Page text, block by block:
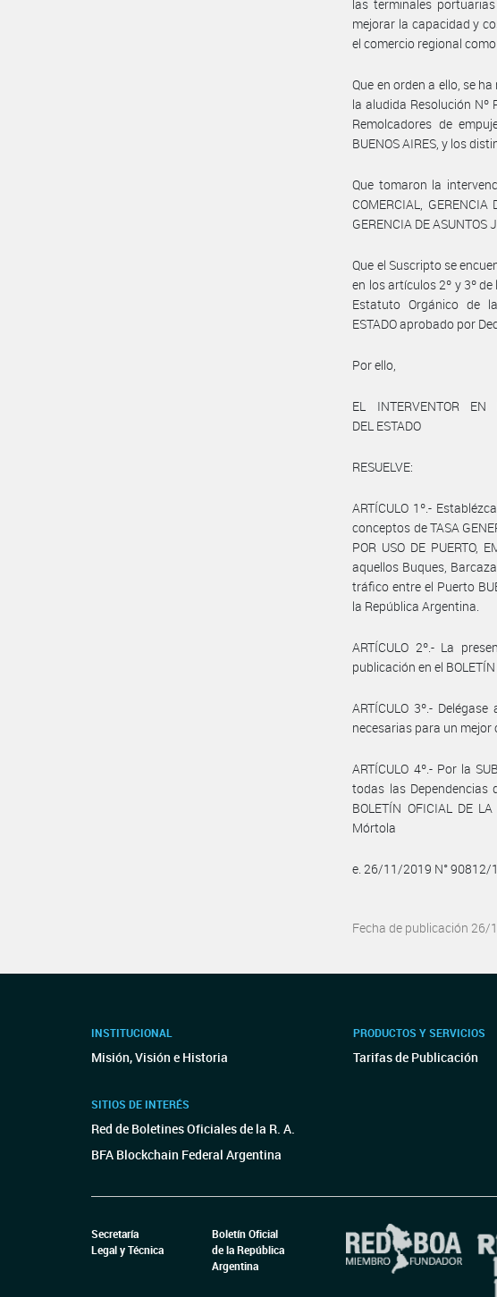
las terminales
mejorar la capacidad y
el comercio regional
Que en orden a ello, se
la aludida Resolución Nº
Remolcadores de
BUENOS AIRES, y los
Que tomaron la
COMERCIAL,
GERENCIA DE ASUNTOS
Que el Suscripto se
en los artículos 2º y 3º
Estatuto Orgánico de la
ESTADO aprobado por
Por ello,
EL INTERVENTOR EN
DEL ESTADO
RESUELVE:
ARTÍCULO 1º.-
conceptos de TASA
POR USO DE PUERTO,
aquellos Buques,
tráfico entre el Puerto
la República Argentina.
ARTÍCULO 2º.- La
publicación en el
ARTÍCULO 3º.-
necesarias para un mejor
ARTÍCULO 4º.- Por la
todas las Dependencias
BOLETÍN OFICIAL DE
Mórtola
e. 26/11/2019 N° 90812/
Fecha de publicación 26/
INSTITUCIONAL
Misión, Visión e Historia
SITIOS DE INTERÉS
Red de Boletines Oficiales de la R. A.
BFA Blockchain Federal Argentina
PRODUCTOS Y SERVICIOS
Tarifas de Publicación
Secretaría
Legal y Técnica
Boletín Oficial
de la República
Argentina